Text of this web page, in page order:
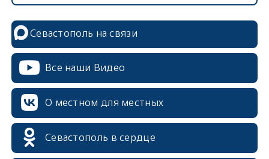
Севастополь на связи
Все наши Видео
О местном для местных
Севастополь в сердце